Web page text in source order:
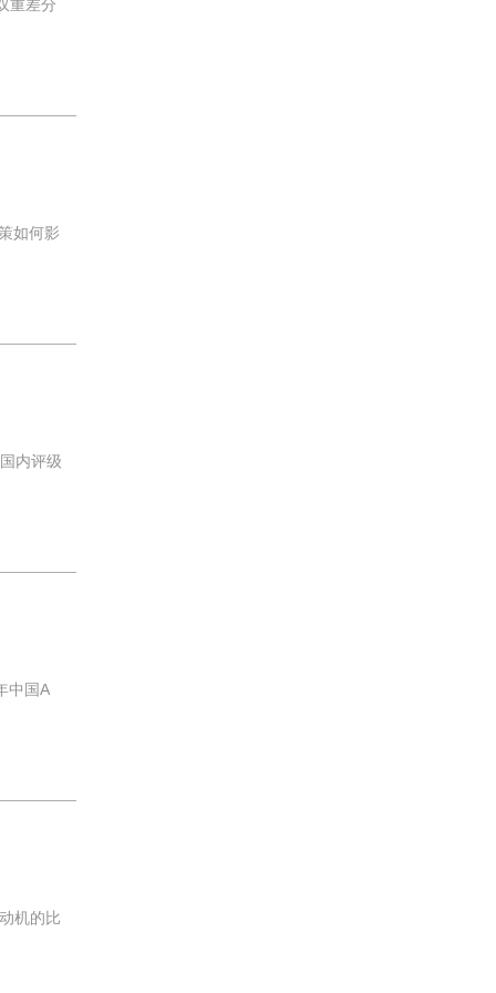
重差分
如何影
内评级
中国A
机的比